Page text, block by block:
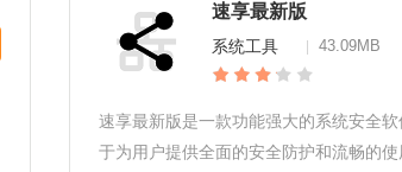
速享最新版
系统工具 43.09MB
速享最新版是一款功能强大的系统安全软
于为用户提供全面的安全防护和流畅的使